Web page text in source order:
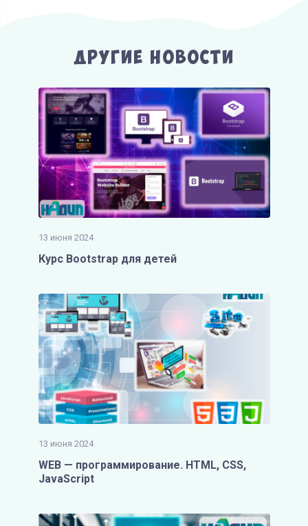
Другие Новости
13 июня 2024
Курс Bootstrap для детей
13 июня 2024
WEB — программирование. HTML, CSS,
JavaScript